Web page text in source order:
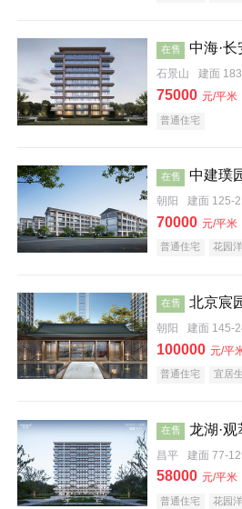
在售 中海·
石景山 建面
75000 元/平米
普通住宅
在售 中建璞
朝阳 建面 125-
70000 元/平米
普通住宅 花园
在售 北京宸
朝阳 建面 145-
100000 元/平
普通住宅 宜居
在售 龙湖·观
昌平 建面 77-
58000 元/平米
普通住宅 花园